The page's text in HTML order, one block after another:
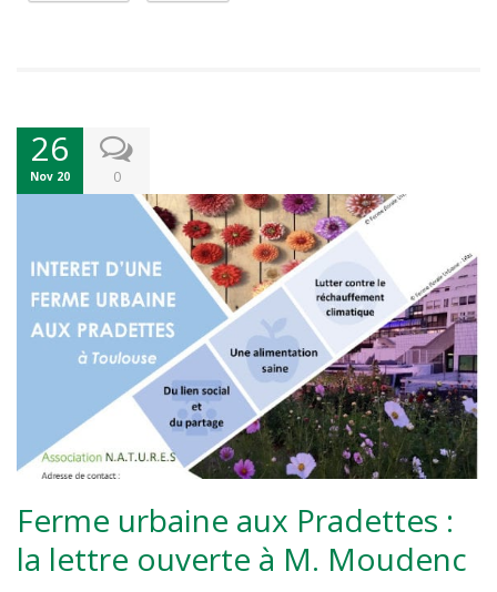
26
Nov 20 0
Ferme urbaine aux Pradettes :
la lettre ouverte à M. Moudenc